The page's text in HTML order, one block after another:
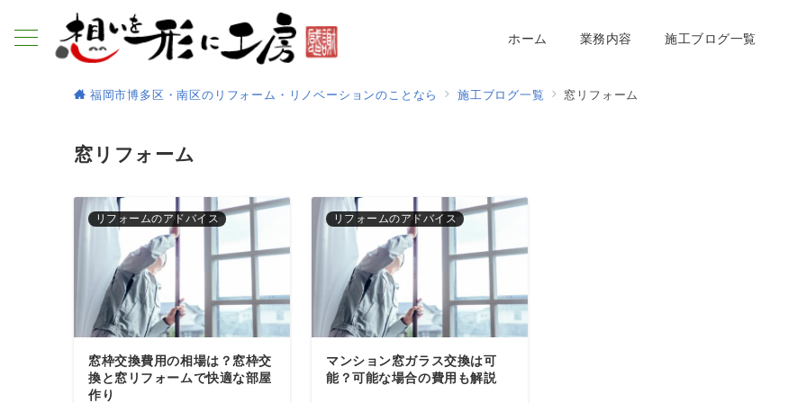
ホーム 業務内容 施工ブログ一覧
福岡市博多区・南区のリフォーム・リノベーションのことなら 施工ブログ一覧 窓リフォーム
窓リフォーム
リフォームのアドバイス
窓枠交換費用の相場は？窓枠交
換と窓リフォームで快適な部屋
作り
リフォームのアドバイス
マンション窓ガラス交換は可
能？可能な場合の費用も解説